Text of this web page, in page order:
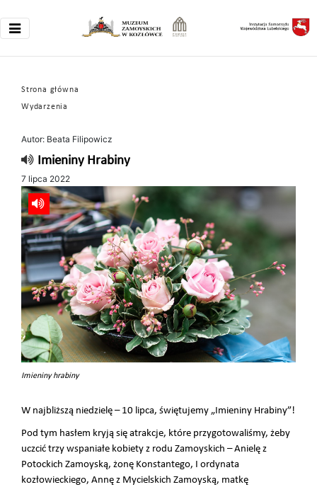
Strona główna
Wydarzenia
Autor: Beata Filipowicz
Imieniny Hrabiny
7 lipca 2022
Imieniny hrabiny
W najbliższą niedzielę – 10 lipca, świętujemy „Imieniny Hrabiny”!
Pod tym hasłem kryją się atrakcje, które przygotowaliśmy, żeby
uczcić trzy wspaniałe kobiety z rodu Zamoyskich – Anielę z
Potockich Zamoyską, żonę Konstantego, I ordynata
kozłowieckiego, Annę z Mycielskich Zamoyską, matkę